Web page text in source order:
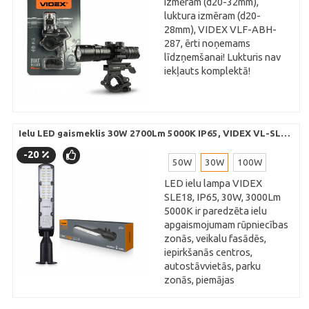
korpuss iztur
spēcīgus mehāniskos
triecienus un tiešas
augstspiediena ūdens
strūklas.
Plaša darba
+50°C karstā vidē
elektroaizsardzība).
Garantija:2 gadu
ražotāja garantija.
Manufacturer NexTool
Model
NE20153
Dimensions
110.8 × 24.5
× 19 mm
(closed)
Surface
Black
coating,
polished
Pārnēsājams 2-in-1 odu
atbaidītājs Flextail Max
luktura izmēram (d20-
28mm), VIDEX VLF-ABH-
287, ērti noņemams
līdzņemšanai! Lukturis nav
iekļauts komplektā!
Ielu LED gaismeklis 30W 2700Lm 5000K IP65, VIDEX VL-
-20
50W 30W 100W
LED ielu lampa VIDEX
SLE18, IP65, 30W, 3000Lm
5000K ir paredzēta ielu
apgaismojumam rūpniecības
zonās, veikalu fasādēs,
iepirkšanās centros,
autostāvvietās, parku
zonās, piemājas